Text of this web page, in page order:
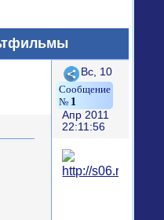
Поделиться
1
Вс, 10
Апр 2011
22:11:56